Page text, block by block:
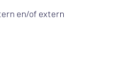
en/of extern